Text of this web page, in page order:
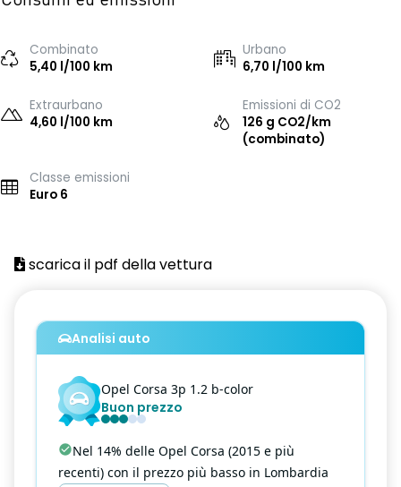
Combinato
5,40 l/100 km
Urbano
6,70 l/100 km
Extraurbano
4,60 l/100 km
Emissioni di CO2
126 g CO2/km
(combinato)
Classe emissioni
Euro 6
scarica il pdf della vettura
Analisi auto
Opel Corsa 3p 1.2 b-color
Buon prezzo
Nel 14% delle Opel Corsa (2015 e più
recenti) con il prezzo più basso in Lombardia